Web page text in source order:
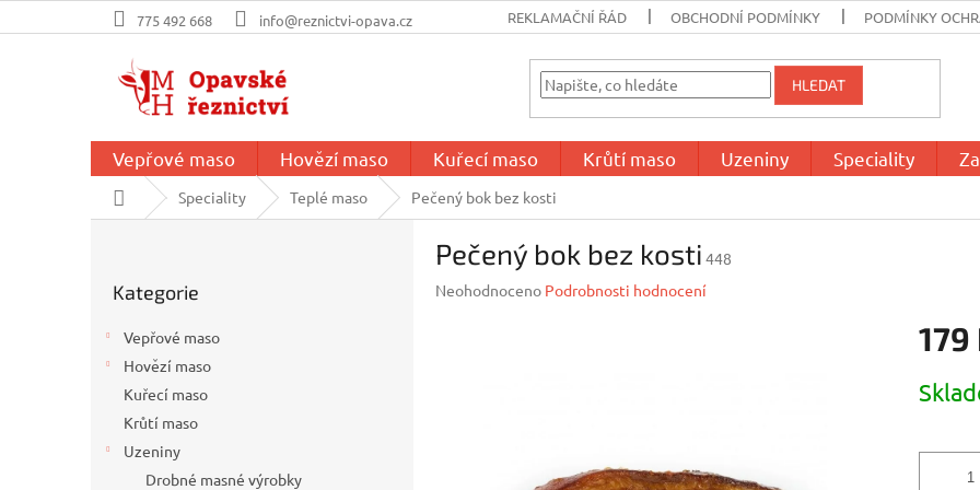
na
775 492 668 info@reznictvi-opava.cz REKLAMAČNÍ ŘÁD OBCHODNÍ PODMÍNKY PODMÍNKY
HLEDAT
Vepřové maso Hovězí maso Kuřecí maso Krůtí maso Uzeniny Speciality
Domů Speciality Teplé maso Pečený bok bez kosti
kategorie
Kategorie
Vepřové maso
Hovězí maso
Kuřecí maso
Krůtí maso
Uzeniny
Drobné masné výrobky
Pečený bok bez kosti 448
Průměrné
Neohodnoceno Podrobnosti hodnocení
179
cena: